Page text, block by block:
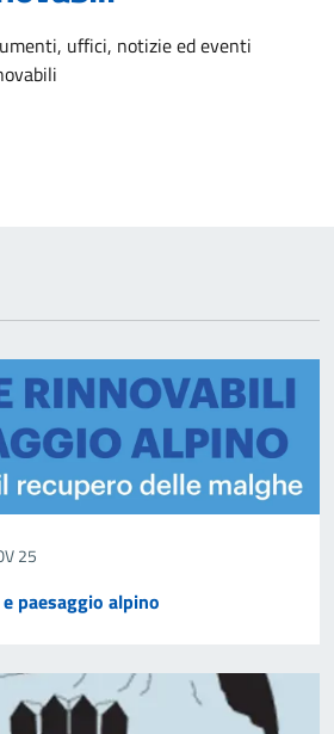
uffici, notizie ed eventi
25
paesaggio alpino